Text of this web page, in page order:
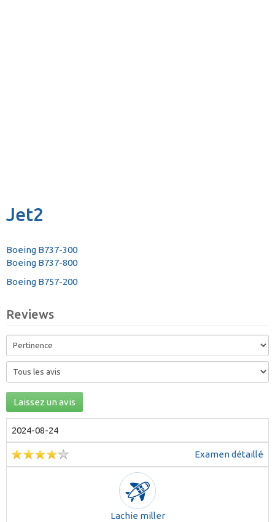
Jet2
Boeing B737-300
Boeing B737-800
Boeing B757-200
Reviews
Laissez un avis
2024-08-24
Examen détaillé
Lachie miller